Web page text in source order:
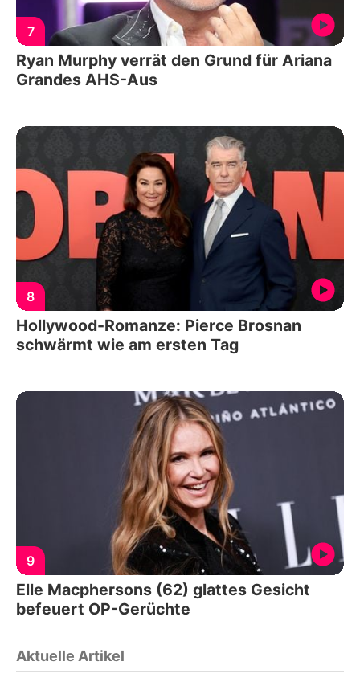
7
Ryan Murphy verrät den Grund für Ariana
Grandes AHS-Aus
8
Hollywood-Romanze: Pierce Brosnan
schwärmt wie am ersten Tag
9
Elle Macphersons (62) glattes Gesicht
befeuert OP-Gerüchte
Aktuelle Artikel